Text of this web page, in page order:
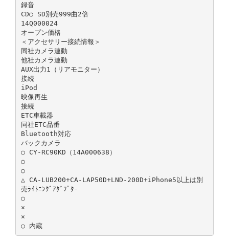
録音
CD○ SD別売999曲2倍
14Q000024
オープン価格
＜アクセサリー接続情報＞
同社カメラ連動
他社カメラ連動
AUX出力1（リアモニター）
接続
iPod
映像再生
接続
ETC車載器
同社ETC品番
Bluetooth対応
バックカメラ
○ CY-RC90KD（14A000638）
○
○
△ CA-LUB200+CA-LAP50D+LND-200D+iPhone5以上は別
売ﾗｲﾄﾆﾝｸﾞｱﾀﾞﾌﾟﾀｰ
○
×
×
○ 内蔵